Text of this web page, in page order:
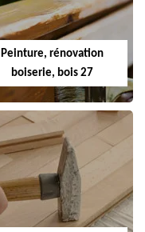
Peinture, rénovation
boiserie, bois 27